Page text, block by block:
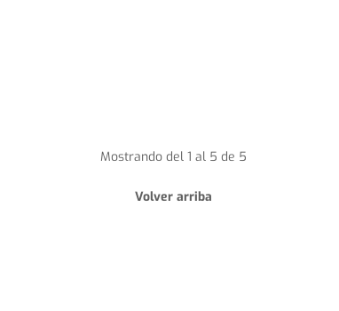
Mostrando del 1 al 5 de 5
Volver arriba